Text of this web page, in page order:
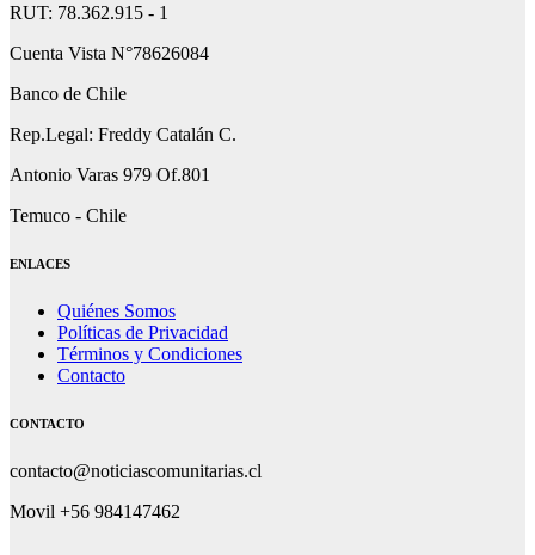
RUT: 78.362.915 - 1
Cuenta Vista N°78626084
Banco de Chile
Rep.Legal: Freddy Catalán C.
Antonio Varas 979 Of.801
Temuco - Chile
ENLACES
Quiénes Somos
Políticas de Privacidad
Términos y Condiciones
Contacto
CONTACTO
contacto@noticiascomunitarias.cl
Movil +56 984147462